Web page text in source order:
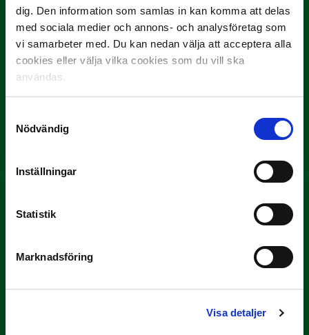
dig. Den information som samlas in kan komma att delas
med sociala medier och annons- och analysföretag som
vi samarbeter med. Du kan nedan välja att acceptera alla
cookies eller välja vilka cookies som du vill ska
användas.
Nödvändig
Inställningar
Statistik
Marknadsföring
Visa detaljer
Rösta på Månadens Spelare i juni
Rösta på Månadens Tränare i juni